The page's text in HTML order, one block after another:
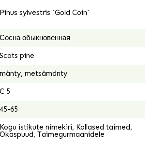
Pinus sylvestris `Gold Coin`
Сосна обыкновенная
Scots pine
mänty, metsämänty
C 5
45-65
Kogu istikute nimekiri, Kollased taimed,
Okaspuud, Taimegurmaanidele